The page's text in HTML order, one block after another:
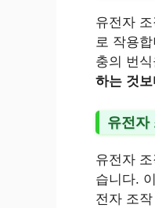
유전자
로 작용
충의 번
하는 것
유전자
유전자
습니다.
전자 조